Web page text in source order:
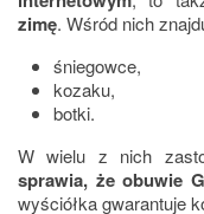
zimę. Wśród nich
śniegowce,
kozaku,
botki.
W wielu z nich
sprawia, że obuwie
wyściółka gwarantuje